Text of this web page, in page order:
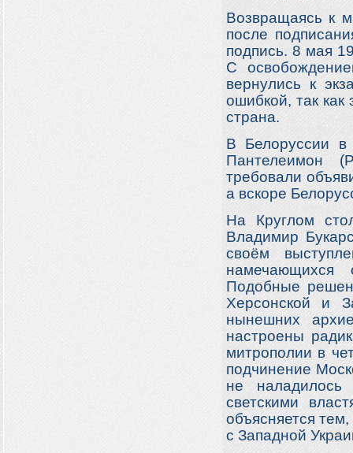
Возвращаясь к
после
подпись. 8 мая
С
вернулись к
ошибкой, так как
страна.
В Белоруссии в
Пантелеимон
требовали
а вскоре
На Круглом
Владимир
своём
намечающихся
Подобные
Херсонской и
нынешних
настроены
митрополии в
подчинение
не наладилось
светскими
объясняется
с Западной